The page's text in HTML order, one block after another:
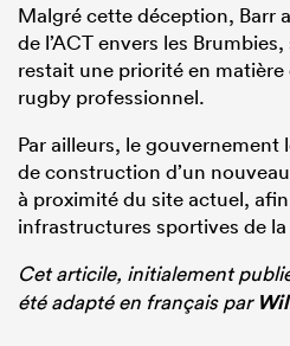
Malgré cette déception, Barr
de l’ACT envers les
restait une priorité en matière
rugby professionnel.
Par ailleurs, le
de construction d’un
à proximité du site actuel, afin
infrastructures sportives de
Cet articile, initialement
été adapté en français par